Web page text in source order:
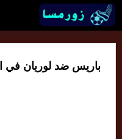
باريس ضد لوريان في